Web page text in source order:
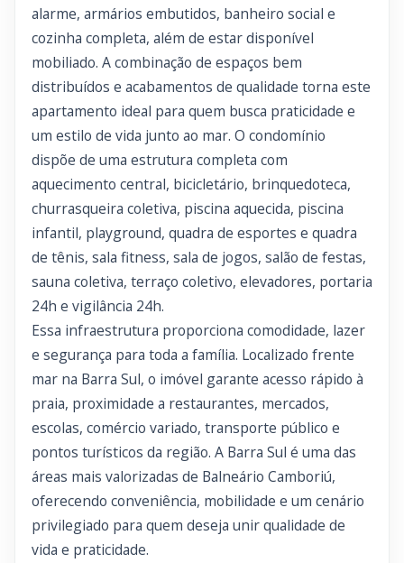
alarme, armários embutidos, banheiro social e
cozinha completa, além de estar disponível
mobiliado. A combinação de espaços bem
distribuídos e acabamentos de qualidade torna este
apartamento ideal para quem busca praticidade e
um estilo de vida junto ao mar. O condomínio
dispõe de uma estrutura completa com
aquecimento central, bicicletário, brinquedoteca,
churrasqueira coletiva, piscina aquecida, piscina
infantil, playground, quadra de esportes e quadra
de tênis, sala fitness, sala de jogos, salão de festas,
sauna coletiva, terraço coletivo, elevadores, portaria
24h e vigilância 24h.
Essa infraestrutura proporciona comodidade, lazer
e segurança para toda a família. Localizado frente
mar na Barra Sul, o imóvel garante acesso rápido à
praia, proximidade a restaurantes, mercados,
escolas, comércio variado, transporte público e
pontos turísticos da região. A Barra Sul é uma das
áreas mais valorizadas de Balneário Camboriú,
oferecendo conveniência, mobilidade e um cenário
privilegiado para quem deseja unir qualidade de
vida e praticidade.